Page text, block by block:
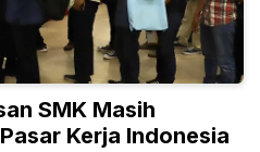
SMK Masih
Kerja Indonesia